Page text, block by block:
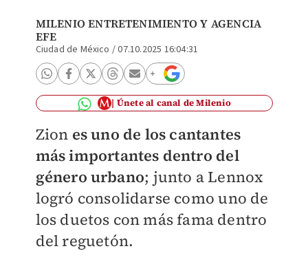
MILENIO ENTRETENIMIENTO Y AGENCIA
EFE
Ciudad de México /07.10.2025 16:04:31
Únete al canal de Milenio
Zion es uno de los cantantes
más importantes dentro del
género urbano; junto a Lennox
logró consolidarse como uno de
los duetos con más fama dentro
del reguetón.